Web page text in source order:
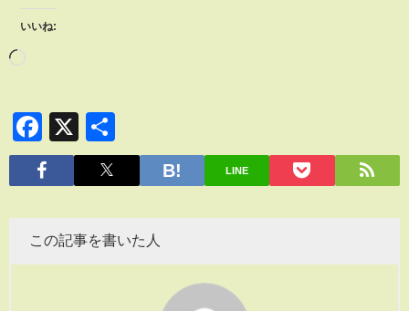
いいね:
Facebook
X
有
LINE
この記事を書いた人